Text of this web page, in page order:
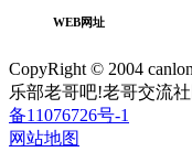
WEB网址
CopyRight © 2004
乐部老哥吧!老哥交流
备11076726号-1
网站地图